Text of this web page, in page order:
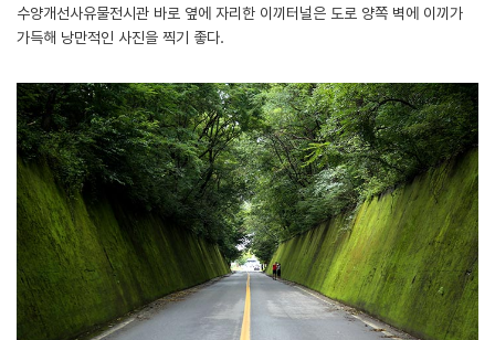
수양개선사유물전시관 바로 옆에 자리한 이끼터널은 도로 양쪽 벽에 이끼가
가득해 낭만적인 사진을 찍기 좋다.